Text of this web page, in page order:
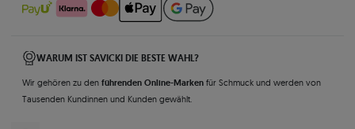
WARUM IST SAVICKI DIE BESTE WAHL?
Wir gehören zu den führenden Online-Marken für Schmuck und werden von
Tausenden Kundinnen und Kunden gewählt.